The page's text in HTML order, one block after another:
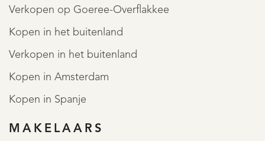
Verkopen op Goeree-Overflakkee
Kopen in het buitenland
Verkopen in het buitenland
Kopen in Amsterdam
Kopen in Spanje
MAKELAARS